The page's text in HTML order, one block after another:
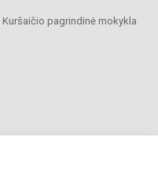
pagrindinė mokykla